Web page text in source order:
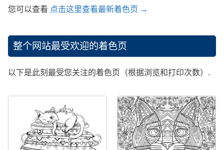
您可以查看 点击这里查看最新着色页 →
整个网站最受欢迎的着色页
以下是此刻最受您关注的着色页（根据浏览和打印次数）.